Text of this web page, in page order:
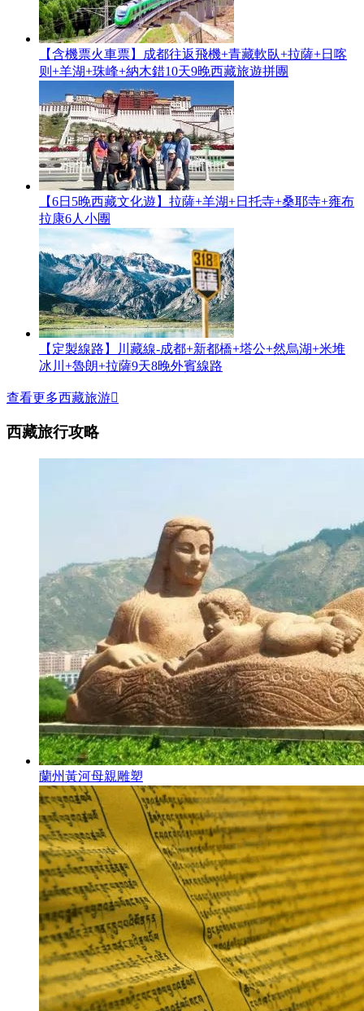
【含機票火車票】成都往返飛機+青藏軟臥+拉薩+日喀
则+羊湖+珠峰+納木錯10天9晚西藏旅遊拼團
【6日5晚西藏文化遊】拉薩+羊湖+日托寺+桑耶寺+雍布
拉康6人小團
【定製線路】川藏線-成都+新都橋+塔公+然烏湖+米堆
冰川+魯朗+拉薩9天8晚外賓線路
查看更多西藏旅游
西藏旅行攻略
蘭州黃河母親雕塑